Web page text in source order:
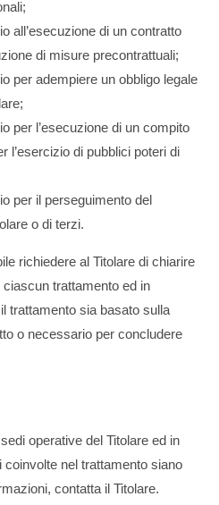
all’esecuzione di un contratto
di misure precontrattuali;
per adempiere un obbligo legale
per l’esecuzione di un compito
l’esercizio di pubblici poteri di
per il perseguimento del
o di terzi.
richiedere al Titolare di chiarire
trattamento ed in
trattamento sia basato sulla
o necessario per concludere
operative del Titolare ed in
coinvolte nel trattamento siano
contatta il Titolare.